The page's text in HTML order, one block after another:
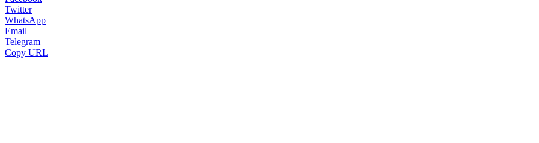
Twitter
WhatsApp
Email
Telegram
Copy URL